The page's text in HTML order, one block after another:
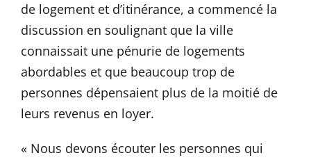
de logement et d’itinérance, a commencé la
discussion en soulignant que la ville
connaissait une pénurie de logements
abordables et que beaucoup trop de
personnes dépensaient plus de la moitié de
leurs revenus en loyer.
« Nous devons écouter les personnes qui